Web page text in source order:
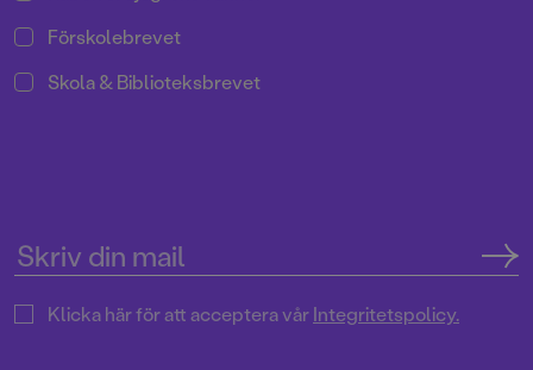
Förskolebrevet
Skola & Biblioteksbrevet
Klicka här för att acceptera vårIntegritetspolicy.